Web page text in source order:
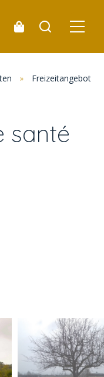
» Freizeitangebot
santé